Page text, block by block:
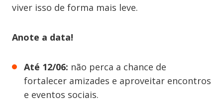
viver isso de forma mais leve.
Anote a data!
Até 12/06: não perca a chance de
fortalecer amizades e aproveitar encontros
e eventos sociais.